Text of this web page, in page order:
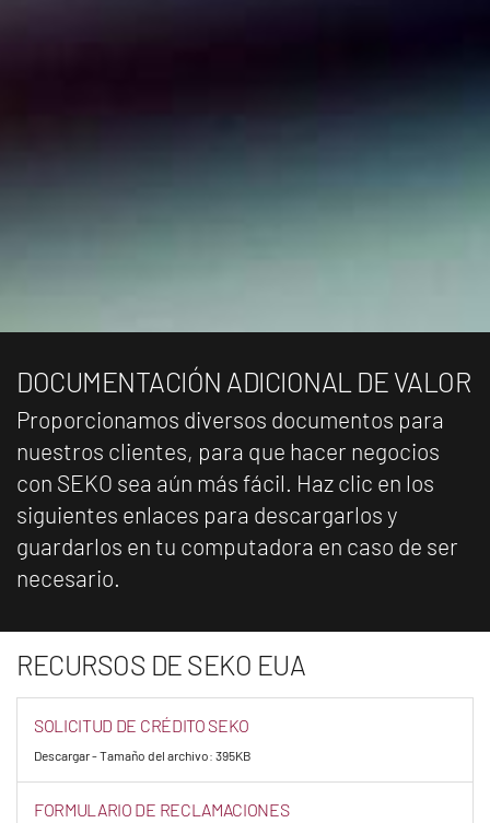
DOCUMENTACIÓN ADICIONAL DE VALOR
Proporcionamos diversos documentos para
nuestros clientes, para que hacer negocios
con SEKO sea aún más fácil. Haz clic en los
siguientes enlaces para descargarlos y
guardarlos en tu computadora en caso de ser
necesario.
RECURSOS DE SEKO EUA
SOLICITUD DE CRÉDITO SEKO
Descargar - Tamaño del archivo: 395KB
FORMULARIO DE RECLAMACIONES